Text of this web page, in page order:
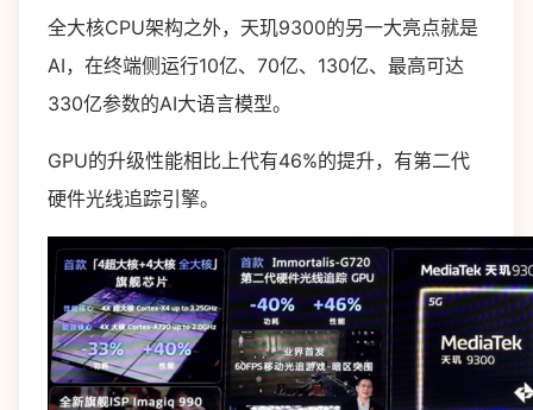
全大核CPU架构之外，天玑9300的另一大亮点就是
AI，在终端侧运行10亿、70亿、130亿、最高可达
330亿参数的AI大语言模型。
GPU的升级性能相比上代有46%的提升，有第二代
硬件光线追踪引擎。